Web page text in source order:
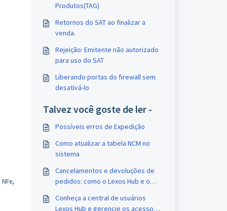
Produtos(TAG)
Retornos do SAT ao finalizar a
venda.
Rejeição: Emitente não autorizado
para uso do SAT
Liberando portas do firewall sem
desativá-lo
Talvez você goste de ler -
Possíveis erros de Expedição
Como atualizar a tabela NCM no
sistema
Cancelamentos e devoluções de
pedidos: como o Lexos Hub e o
Conheça a central de usuários
Lexos Hub e gerencie os acessos